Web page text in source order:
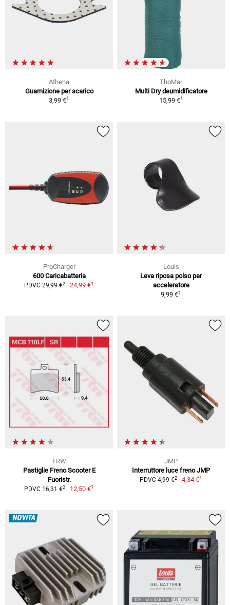
Athena
Guarnizione per scarico
3,99 €1
ThoMar
Multi Dry deumidificatore
15,99 €1
ProCharger
600 Caricabatteria
PDVC 29,99 €2 24,99 €1
Louis
Leva riposa polso per
acceleratore
9,99 €1
TRW
Pastiglie Freno Scooter E
Fuoristr.
PDVC 16,31 €2 12,50 €1
JMP
Interruttore luce freno JMP
PDVC 4,99 €2 4,34 €1
NOVITÀ